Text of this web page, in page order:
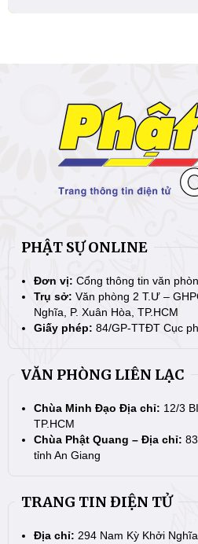
PHẬT SỰ ONLINE
Đơn vị: Cổng thông tin văn
Trụ sở: Văn phòng 2 T.Ư –
Nghĩa, P. Xuân Hòa, TP.HCM
Giấy phép: 84/GP-TTĐT Cục
VĂN PHÒNG LIÊN LẠC
Chùa Minh Đạo Địa chỉ: 12/3
TP.HCM
Chùa Phật Quang – Địa chỉ:
tỉnh An Giang
TRANG TIN ĐIỆN TỬ
Địa chỉ: 294 Nam Kỳ Khởi